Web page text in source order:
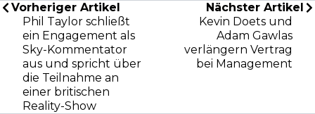
Vorheriger Artikel
Phil Taylor schließt
ein Engagement als
Sky-Kommentator
aus und spricht über
die Teilnahme an
einer britischen
Reality-Show
Nächster Artikel
Kevin Doets und
Adam Gawlas
verlängern Vertrag
bei Management